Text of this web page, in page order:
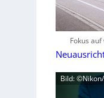
Fokus
Bild: